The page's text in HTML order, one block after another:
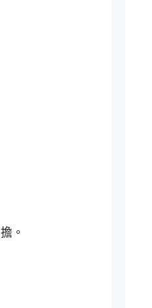
。